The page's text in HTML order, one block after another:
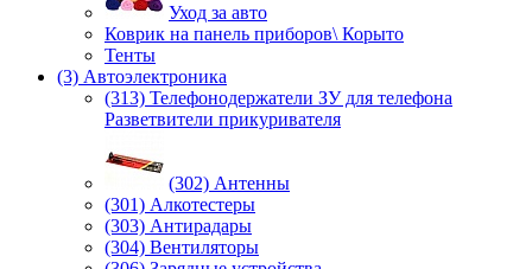
Уход за авто
Коврик на панель приборов\ Корыто
Тенты
(3) Автоэлектроника
(313) Телефонодержатели ЗУ для телефона
Разветвители прикуривателя
(302) Антенны
(301) Алкотестеры
(303) Антирадары
(304) Вентиляторы